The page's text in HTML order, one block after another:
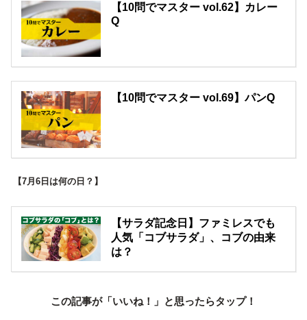
【10問でマスター vol.62】カレー
Q
【10問でマスター vol.69】パンQ
【7月6日は何の日？】
【サラダ記念日】ファミレスでも
人気「コブサラダ」、コブの由来
は？
この記事が「いいね！」と思ったらタップ！